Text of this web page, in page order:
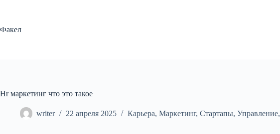
Факел
Hr маркетинг что это такое
writer 22 апреля 2025 Карьера, Маркетинг, Стартапы, Управление,